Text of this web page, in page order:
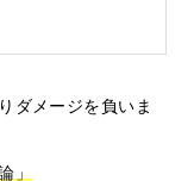
ダメージを負いま
」